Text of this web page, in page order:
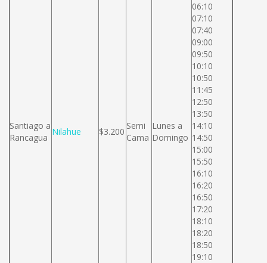
Santiago a
Rancagua
Nilahue $3.200
Semi
Cama
Lunes a
Domingo
06:10
07:10
07:40
09:00
09:50
10:10
10:50
11:45
12:50
13:50
14:10
14:50
15:00
15:50
16:10
16:20
16:50
17:20
18:10
18:20
18:50
19:10